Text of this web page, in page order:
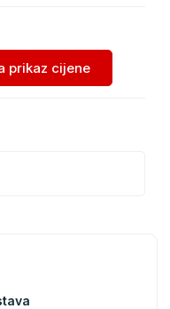
prikaz cijene